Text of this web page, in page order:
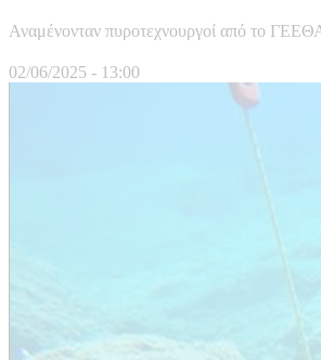
Αναμένονταν πυροτεχνουργοί από το
02/06/2025 - 13:00